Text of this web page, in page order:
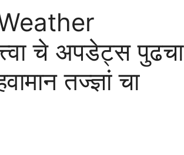
चे अपडेट्स पुढचा
तज्ज्ञां चा